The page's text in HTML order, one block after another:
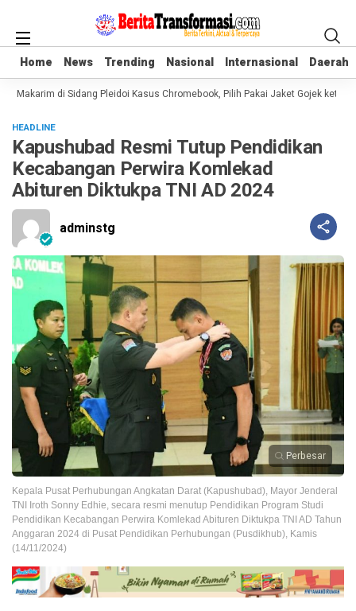
Home News Trending Nasional Internasional Daerah
Home News Trending Nasional Internasional Daerah
di Sidang Pleidoi Kasus Chromebook, Pilih Pakai Jaket Gojek
HEADLINE
Kapushubad Resmi Tutup Pendidikan
Kecabangan Perwira Komlekad
Abituren Diktukpa TNI AD 2024
adminstg
Perbesar
Kepala Pusat Perhubungan Angkatan Darat (Kapushubad), Mayor Jenderal
TNI Iroth Sonny Edhie, secara resmi menutup Pendidikan Program Studi
Pendidikan Kecabangan Perwira Komlekad Abituren Diktukpa TNI AD Tahun
Anggaran 2024 di Pusat Pendidikan Perhubungan (Pusdikhub), Kamis
(14/11/2024)